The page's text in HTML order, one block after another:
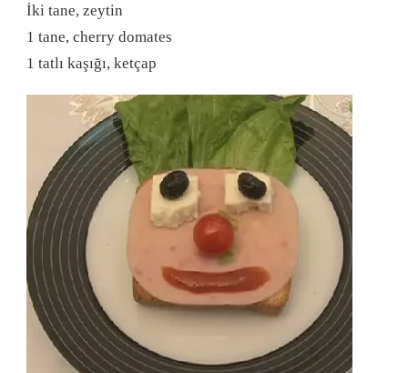
İki tane, zeytin
1 tane, cherry domates
1 tatlı kaşığı, ketçap